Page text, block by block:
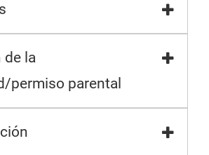
de la
permiso parental